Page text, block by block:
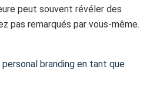
peut souvent révéler des
pas remarqués par vous-même.
branding en tant que